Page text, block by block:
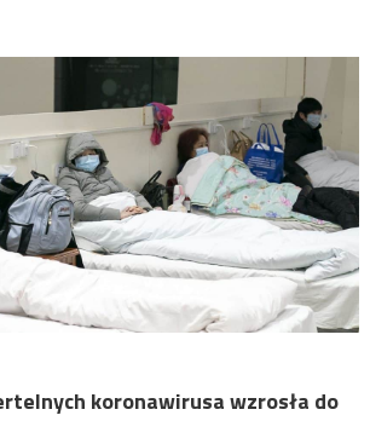
koronawirusa wzrosła do